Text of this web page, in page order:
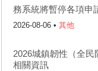
務系統將暫停各項申
2026-08-06 • 其他
2026城鎮韌性（全
相關資訊